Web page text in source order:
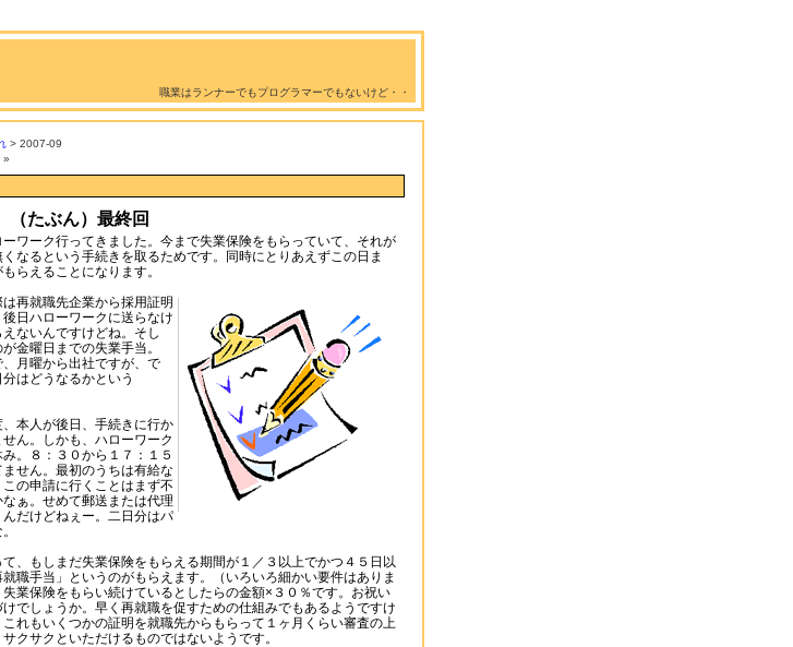
職業はランナーでもプログラマーでもないけど・・
> 2007-09
»
たぶん）最終回
ワーク行ってきました。今まで失業保険をもらっていて、それが
なるという手続きを取るためです。同時にとりあえずこの日ま
らえることになります。
再就職先企業から採用証明
日ハローワークに送らなけ
ないんですけどね。そし
金曜日までの失業手当。
月曜から出社ですが、で
はどうなるかという
本人が後日、手続きに行か
ん。しかも、ハローワーク
。８：３０から１７：１５
ません。最初のうちは有給な
の申請に行くことはまず不
ぁ。せめて郵送または代理
だけどねぇー。二日分はパ
、もしまだ失業保険をもらえる期間が１／３以上でかつ４５日以
職手当」というのがもらえます。（いろいろ細かい要件はありま
業保険をもらい続けているとしたらの金額×３０％です。お祝い
でしょうか。早く再就職を促すための仕組みでもあるようですけ
これもいくつかの証明を就職先からもらって１ヶ月くらい審査の上
クサクといただけるものではないようです。